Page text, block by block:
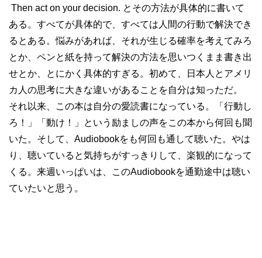
Then act on your decision. とその方法が具体的に書いて
ある。すべてが具体的で、すべては人間の行動で解決でき
るとある。悩みがあれば、それが生じる確率を考えてみろ
とか、ペンと紙を持って解決の方法を思いつくまま書き出
せとか、とにかく具体的すぎる。初めて、日本人とアメリ
カ人の思考に大きな違いがあることを自分は知っただ。
それ以来、この本は自分の愛読書になっている。「行動し
ろ！」「動け！」という励ましの声をこの本から何回も聞
いた。そして、Audiobookをも何回も通して聴いた。やは
り、聴いていると気持ちがすっきりして、楽観的になって
くる。来週いっぱいは、このAudiobookを通勤途中は聴い
ていたいと思う。